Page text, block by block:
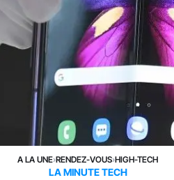
A LA UNE›RENDEZ-VOUS›HIGH-TECH
LA MINUTE TECH